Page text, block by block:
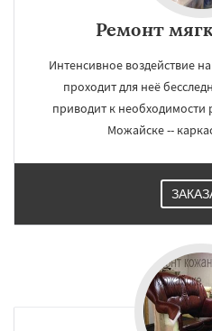
Ремонт
Интенсивное воздействие
проходит для неё
приводит к
Можайске --